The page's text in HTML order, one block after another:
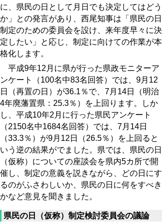
に、県民の日として月日でも決定してはどう
か」との発言があり、西尾知事は「県民の日
制定のための委員会を設け、来年度早々に決
定したい」と応じ、制定に向けての作業が本
格化します。
平成9年12月に県が行った県政モニターア
ンケート（100名中83名回答）では、9月12
日（再置の日）が36.1％で、7月14日（明治
4年廃藩置県：25.3％）を上回ります。しか
し、平成10年2月に行った県民アンケート
（2150名中1684名回答）では、7月14日
（33.3％）が9月12日（26.5％）を上回ると
いう逆の結果がでました。県では、県民の日
（仮称）についての座談会を県内5カ所で開
催し、制定の意義を説きながら、どの日にす
るのがふさわしいか、県民の日に何をすべき
かなど意見を聞きました。
県民の日（仮称）制定検討委員会の議論